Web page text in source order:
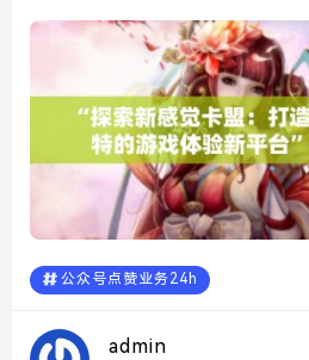
体验新平台》便是这样一个关注点，
公众号点赞业务24h
admin